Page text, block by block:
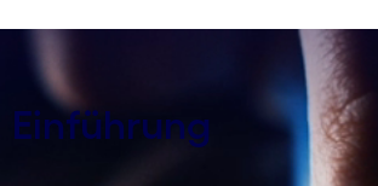
Einführung